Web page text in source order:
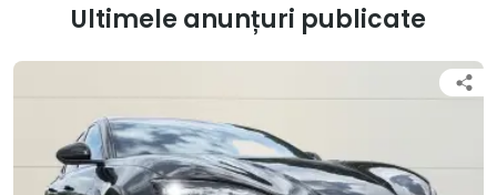
Ultimele anunțuri publicate